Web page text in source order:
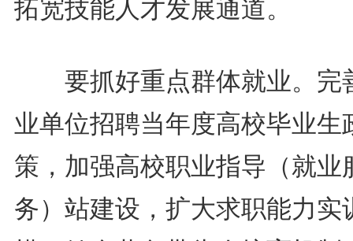
拓宽技能人才发展通道。
要抓好重点群体就业。完
业单位招聘当年度高校毕业生
策，加强高校职业指导（就业
务）站建设，扩大求职能力实